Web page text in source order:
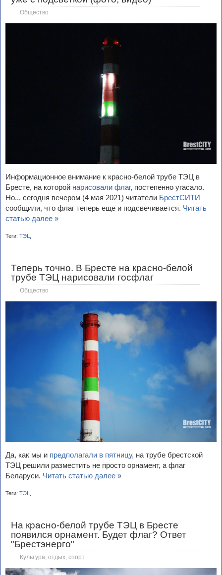
Общество
Информационное внимание к красно-белой трубе ТЭЦ в
Бресте, на которой нарисовали флаг, постепенно угасало.
Но... сегодня вечером (4 мая 2021) читатели БрестСИТИ
сообщили, что флаг теперь еще и подсвечивается. Читать
статью далее »
Теги: ТЭЦ
Теперь точно. В Бресте на красно-белой
трубе ТЭЦ нарисовали госфлаг
Общество
Да, как мы и предполагали в пятницу, на трубе брестской
ТЭЦ решили разместить не просто орнамент, а флаг
Беларуси. Читать статью далее »
Теги: ТЭЦ
На красно-белой трубе ТЭЦ в Бресте
появился орнамент. Будет флаг? Ответ
"Брестэнерго"
Культура, отдых, спорт